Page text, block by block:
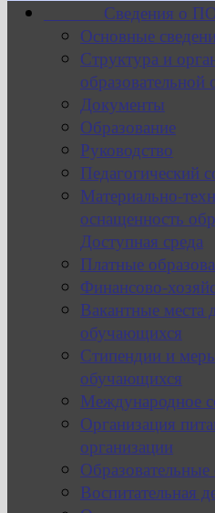
Сведения о
Основные
Структура и
образовательной
Документы
Образование
Руководство
Педагогический
Материально-
оснащенность
Доступная среда
Платные
Финансово-
Вакантные места
обучающихся
Стипендии и
обучающихся
Международное
Организация
организации
Воспитательная